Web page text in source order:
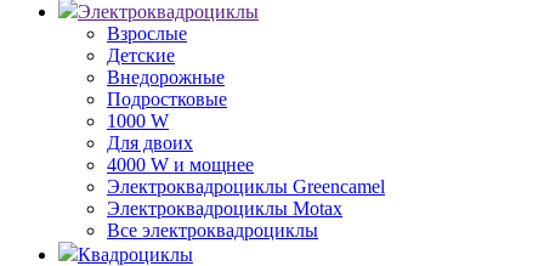
Электроквадроциклы
Взрослые
Детские
Внедорожные
Подростковые
1000 W
Для двоих
4000 W и мощнее
Электроквадроциклы Greencamel
Электроквадроциклы Motax
Все электроквадроциклы
Квадроциклы